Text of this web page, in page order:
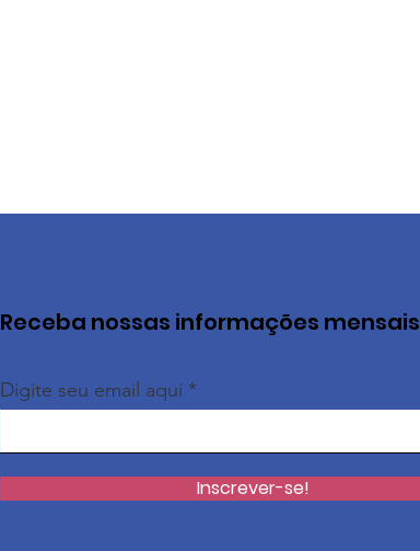
Receba nossas informações mensais
Digite seu email aqui
Inscrever-se!